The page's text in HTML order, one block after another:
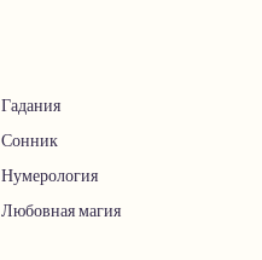
Гадания
Сонник
Нумерология
Любовная магия